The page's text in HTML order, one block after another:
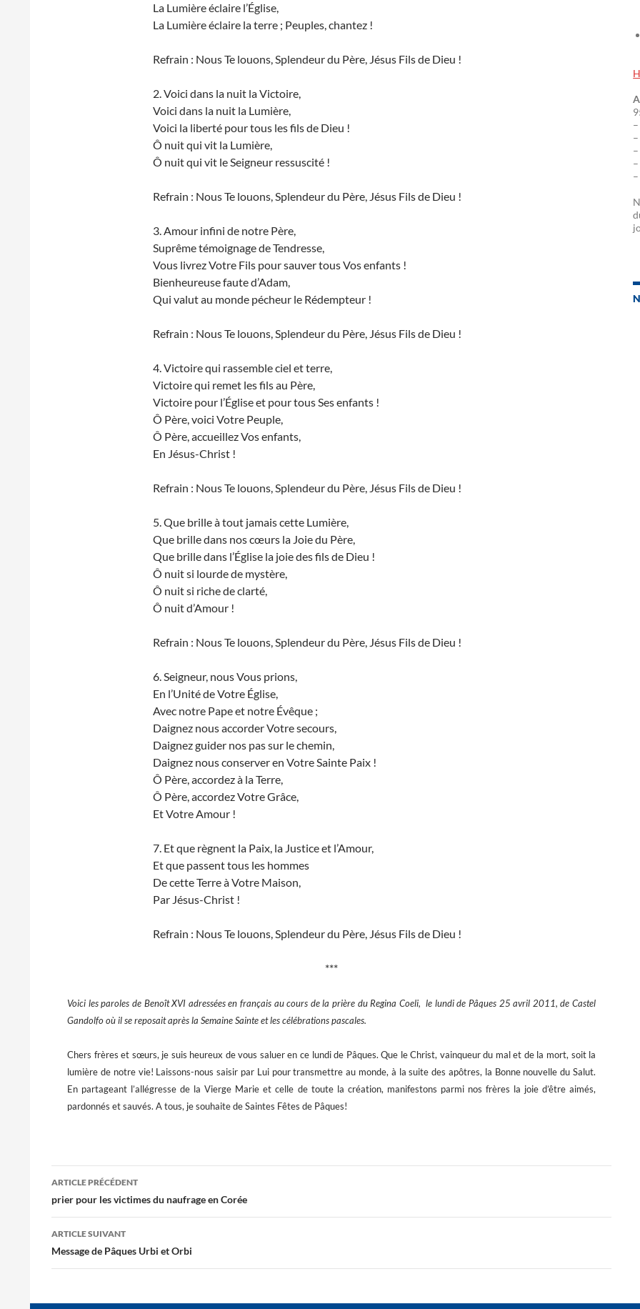
La Lumière éclaire l’Église,
La Lumière éclaire la terre ; Peuples, chantez !
Refrain : Nous Te louons, Splendeur du Père, Jésus Fils de Dieu !
2. Voici dans la nuit la Victoire,
Voici dans la nuit la Lumière,
Voici la liberté pour tous les fils de Dieu !
Ô nuit qui vit la Lumière,
Ô nuit qui vit le Seigneur ressuscité !
Refrain : Nous Te louons, Splendeur du Père, Jésus Fils de Dieu !
3. Amour infini de notre Père,
Suprême témoignage de Tendresse,
Vous livrez Votre Fils pour sauver tous Vos enfants !
Bienheureuse faute d’Adam,
Qui valut au monde pécheur le Rédempteur !
Refrain : Nous Te louons, Splendeur du Père, Jésus Fils de Dieu !
4. Victoire qui rassemble ciel et terre,
Victoire qui remet les fils au Père,
Victoire pour l’Église et pour tous Ses enfants !
Ô Père, voici Votre Peuple,
Ô Père, accueillez Vos enfants,
En Jésus-Christ !
Refrain : Nous Te louons, Splendeur du Père, Jésus Fils de Dieu !
5. Que brille à tout jamais cette Lumière,
Que brille dans nos cœurs la Joie du Père,
Que brille dans l’Église la joie des fils de Dieu !
Ô nuit si lourde de mystère,
Ô nuit si riche de clarté,
Ô nuit d’Amour !
Refrain : Nous Te louons, Splendeur du Père, Jésus Fils de Dieu !
6. Seigneur, nous Vous prions,
En l’Unité de Votre Église,
Avec notre Pape et notre Évêque ;
Daignez nous accorder Votre secours,
Daignez guider nos pas sur le chemin,
Daignez nous conserver en Votre Sainte Paix !
Ô Père, accordez à la Terre,
Ô Père, accordez Votre Grâce,
Et Votre Amour !
7. Et que règnent la Paix, la Justice et l’Amour,
Et que passent tous les hommes
De cette Terre à Votre Maison,
Par Jésus-Christ !
Refrain : Nous Te louons, Splendeur du Père, Jésus Fils de Dieu !
***
Voici les paroles de Benoît XVI adressées en français au cours de la prière du Regina Coeli, le lundi de Pâques 25 avril 2011, de Castel
Gandolfo où il se reposait après la Semaine Sainte et les célébrations pascales.
Chers frères et sœurs, je suis heureux de vous saluer en ce lundi de Pâques. Que le Christ, vainqueur du mal et de la mort, soit la
lumière de notre vie! Laissons-nous saisir par Lui pour transmettre au monde, à la suite des apôtres, la Bonne nouvelle du Salut.
En partageant l’allégresse de la Vierge Marie et celle de toute la création, manifestons parmi nos frères la joie d’être aimés,
pardonnés et sauvés. A tous, je souhaite de Saintes Fêtes de Pâques!
Navigation
des
articles
ARTICLE PRÉCÉDENT
prier pour les victimes du naufrage en Corée
ARTICLE SUIVANT
Message de Pâques Urbi et Orbi